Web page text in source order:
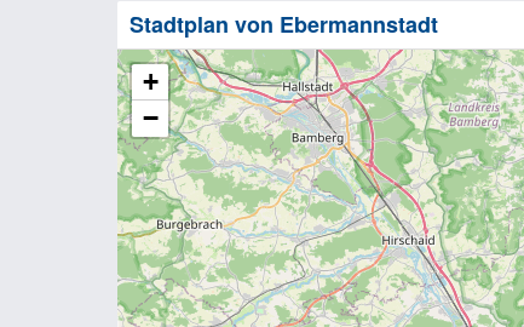
Stadtplan von Ebermannstadt
+
−